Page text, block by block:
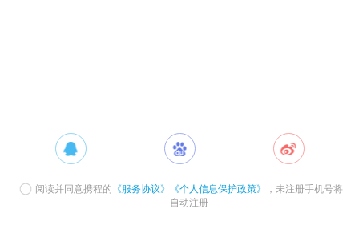
阅读并同意携程的 《服务协议》 《个人信息保护政策》
，未注册手机号将
自动注册